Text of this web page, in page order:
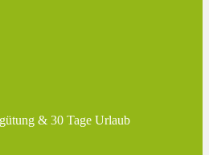
& 30 Tage Urlaub